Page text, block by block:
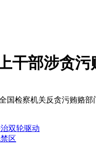
干部涉贪
国检察机关反贪污贿赂
双轮驱动
区